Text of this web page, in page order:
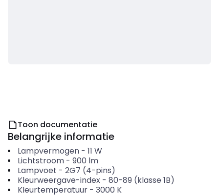
Toon documentatie
Belangrijke informatie
Lampvermogen- 11 W
Lichtstroom- 900 lm
Lampvoet - 2G7 (4-pins)
Kleurweergave-index- 80-89 (klasse 1B)
Kleurtemperatuur- 3000 K